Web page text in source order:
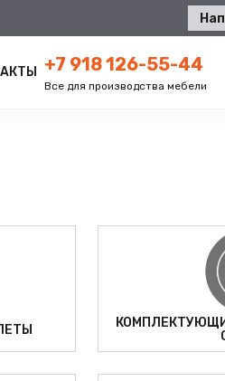
+7 918 126-55-44
Все для производства мебели